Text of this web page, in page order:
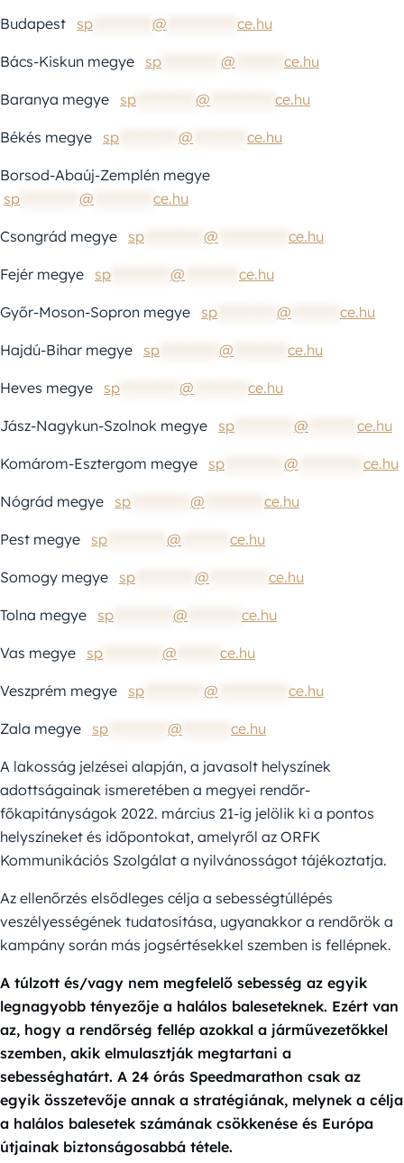
Budapest sp @ ce.hu
Bács-Kiskun megye sp @ ce.hu
Baranya megye sp @ ce.hu
Békés megye sp @ ce.hu
Borsod-Abaúj-Zemplén megye
sp
@ ce.hu
Csongrád megye sp @ ce.hu
Fejér megye sp @ ce.hu
Győr-Moson-Sopron megye sp @ ce.hu
Hajdú-Bihar megye sp @ ce.hu
Heves megye sp @ ce.hu
Jász-Nagykun-Szolnok megye sp @ ce.hu
Komárom-Esztergom megye sp @ ce.hu
Nógrád megye sp @ ce.hu
Pest megye sp @ ce.hu
Somogy megye sp @ ce.hu
Tolna megye sp @ ce.hu
Vas megye sp @ ce.hu
Veszprém megye sp @ ce.hu
Zala megye sp @ ce.hu
A lakosság jelzései alapján, a javasolt helyszínek
adottságainak ismeretében a megyei rendőr-
főkapitányságok 2022. március 21-ig jelölik ki a pontos
helyszíneket és időpontokat, amelyről az ORFK
Kommunikációs Szolgálat a nyilvánosságot tájékoztatja.
Az ellenőrzés elsődleges célja a sebességtúllépés
veszélyességének tudatosítása, ugyanakkor a rendőrök a
kampány során más jogsértésekkel szemben is fellépnek.
A túlzott és/vagy nem megfelelő sebesség az egyik
legnagyobb tényezője a halálos baleseteknek. Ezért van
az, hogy a rendőrség fellép azokkal a járművezetőkkel
szemben, akik elmulasztják megtartani a
sebességhatárt. A 24 órás Speedmarathon csak az
egyik összetevője annak a stratégiának, melynek a célja
a halálos balesetek számának csökkenése és Európa
útjainak biztonságosabbá tétele.